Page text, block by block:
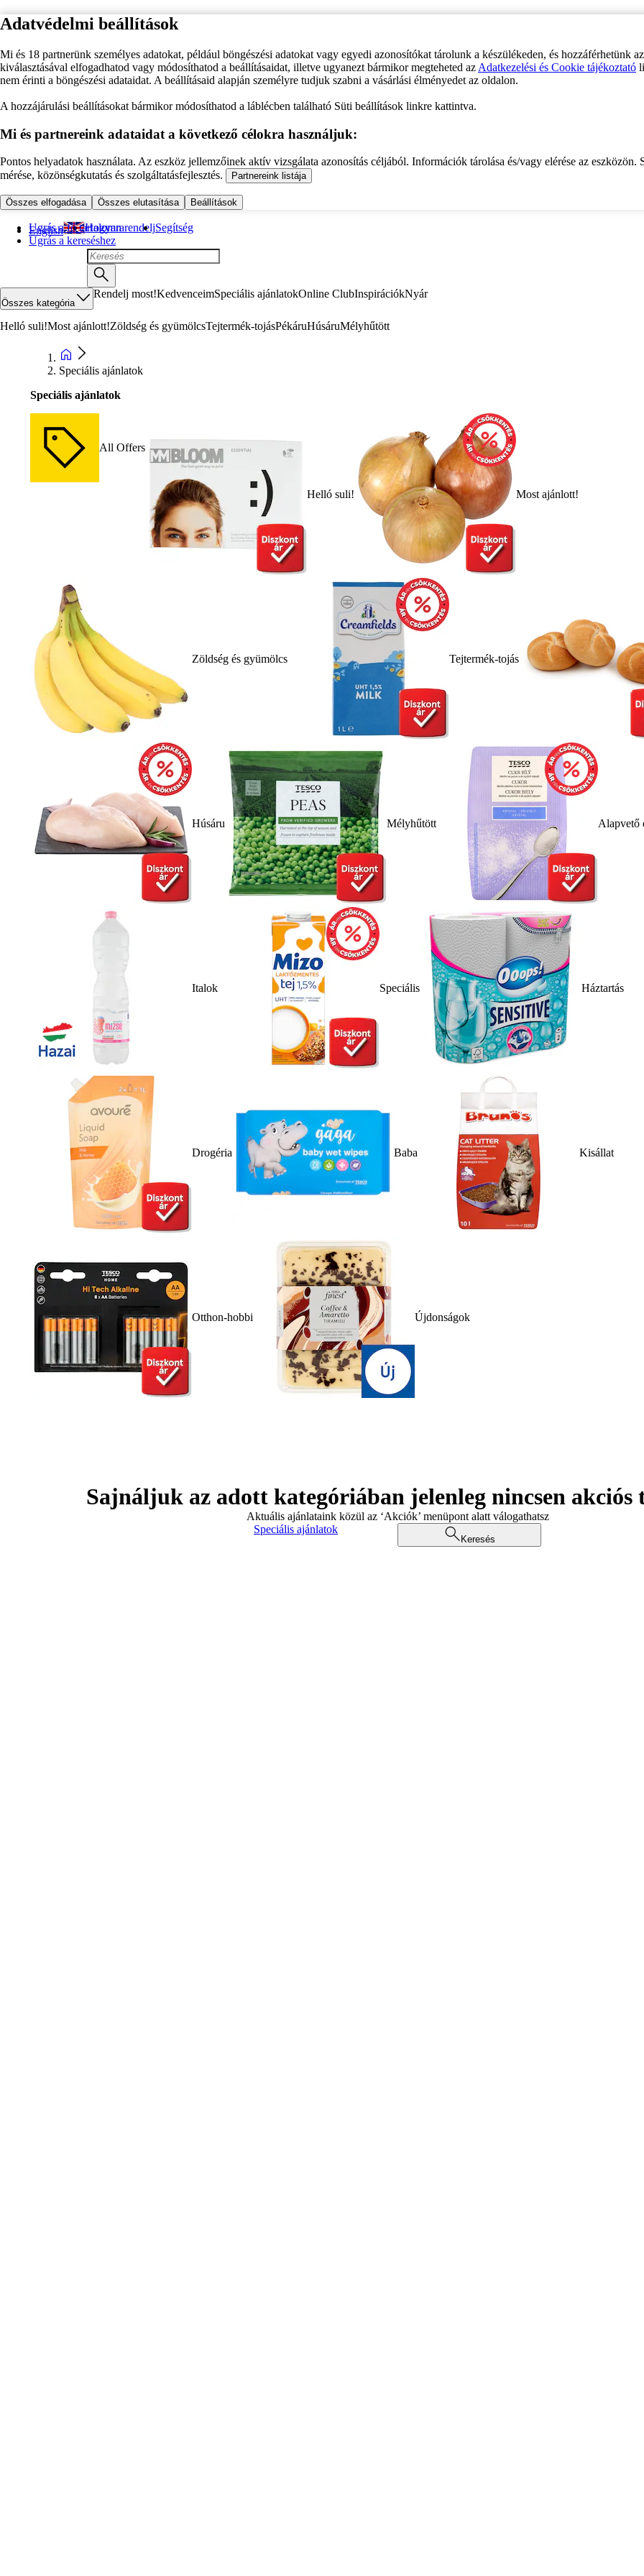
Adatvédelmi beállítások
Mi és 18 partnerünk személyes adatokat, például böngészési adatokat vagy egyedi azonosítókat tárolunk a készülékeden, és hozzáférhetünk
kiválasztásával elfogadhatod vagy módosíthatod a beállításaidat, illetve ugyanezt bármikor megteheted az Adatkezelési és Cookie tájékoztató
nem érinti a böngészési adataidat. A beállításaid alapján személyre tudjuk szabni a vásárlási élményedet az oldalon.
A hozzájárulási beállításokat bármikor módosíthatod a láblécben található Süti beállítások linkre kattintva.
Mi és partnereink adataidat a következő célokra használjuk:
Pontos helyadatok használata. Az eszköz jellemzőinek aktív vizsgálata azonosítás céljából. Információk tárolása és/vagy elérése az eszközön.
mérése, közönségkutatás és szolgáltatásfejlesztés.
Partnereink listája
Összes elfogadása Összes elutasítása Beállítások
Ugrás a fő tartalomra
Ugrás a kereséshez
English Hogyan rendeljSegítség
Összes kategória
Rendelj most!KedvenceimSpeciális ajánlatokOnline ClubInspirációkNyár
Helló suli!Most ajánlott!Zöldség és gyümölcsTejtermék-tojásPékáruHúsáruMélyhűtött
Speciális ajánlatok
Speciális ajánlatok
All Offers
Helló suli! Most ajánlott!
Zöldség és gyümölcs Tejtermék-tojás
Húsáru Mélyhűtött Alapvető
Italok Speciális Háztartás
Drogéria Baba Kisállat
Otthon-hobbi Újdonságok
Sajnáljuk az adott kategóriában jelenleg nincsen akciós
Aktuális ajánlataink közül az ‘Akciók’ menüpont alatt válogathatsz
Speciális ajánlatok
Keresés